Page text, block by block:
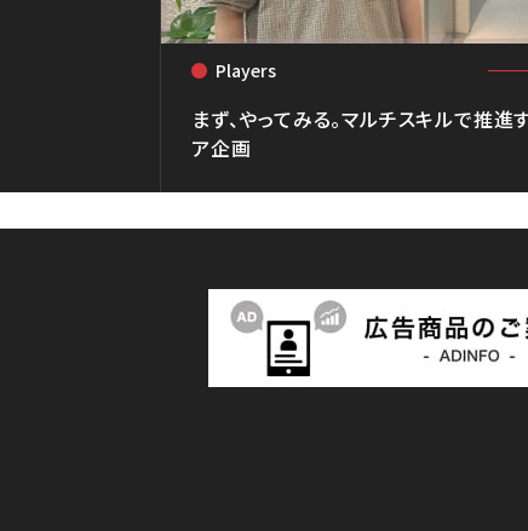
Players
まず、やってみる。マルチスキルで推進
ア企画